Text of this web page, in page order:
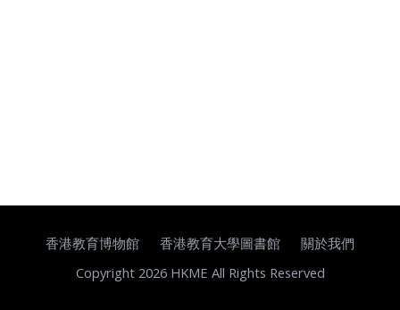
香港教育博物館 香港教育大學圖書館
關於我們
Copyright 2026 HKME All Rights Reserved